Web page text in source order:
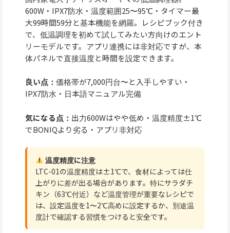
600W・IPX7防水・温度範囲25〜95℃・タイマー最
大99時間59分と基本機能を網羅。レシピブック付き
で、低温調理を初めて試してみたい方向けのエント
リーモデルです。アプリ連携には非対応ですが、本
体パネルで直接温度と時間を設定できます。
良い点： 価格帯が7,000円台〜と入手しやすい・
IPX7防水・日本語マニュアル完備
気になる点： 出力600Wはやや低め・温度精度±1℃
でBONIQより劣る・アプリ非対応
温度精度に注意
LTC-01の温度精度は±1℃で、食材によっては仕
上がりに差が出る場合があります。特にサラダチ
キン（63℃付近）など温度管理が重要なレシピで
は、設定温度を1〜2℃高めに設定するか、別途温
度計で確認する習慣をつけると安全です。